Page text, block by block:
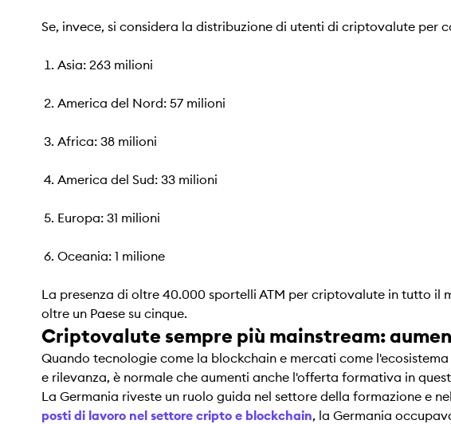
Se, invece, si considera la distribuzione di utenti di criptovalute per
Asia: 263 milioni
America del Nord: 57 milioni
Africa: 38 milioni
America del Sud: 33 milioni
Europa: 31 milioni
Oceania: 1 milione
La presenza di oltre 40.000 sportelli ATM per criptovalute in tutto il
oltre un Paese su cinque.
Criptovalute sempre più mainstream:
Quando tecnologie come la blockchain e mercati come
e rilevanza, è normale che aumenti anche l'offerta formativa in
La Germania riveste un ruolo guida nel settore della formazione e
posti di lavoro nel settore cripto e blockchain, la Germania